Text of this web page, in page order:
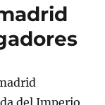
del Imperio